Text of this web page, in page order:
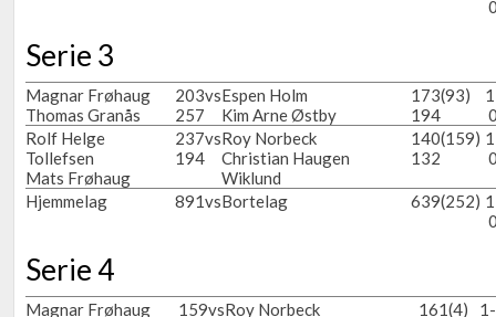
Serie 3
Magnar Frøhaug
Thomas Granås
203
257
vsEspen Holm
Kim Arne Østby
173
194
(93)
Rolf Helge
Tollefsen
Mats Frøhaug
237
194
vsRoy Norbeck
Christian Haugen
Wiklund
140
132
(159)
Hjemmelag 891vsBortelag 639(252)
Serie 4
Magnar Frøhaug 159vsRoy Norbeck 161(4)